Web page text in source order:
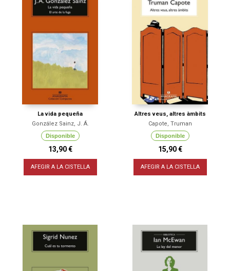
La vida pequeña
González Sainz, J. Á.
Disponible
13,90 €
AFEGIR A LA CISTELLA
Altres veus, altres àmbits
Capote, Truman
Disponible
15,90 €
AFEGIR A LA CISTELLA